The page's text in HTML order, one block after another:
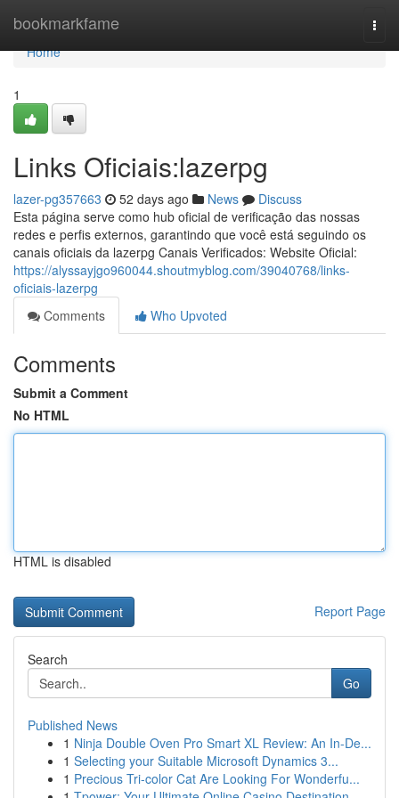
bookmarkfame
Home
Home
1
Links Oficiais:lazerpg
lazer-pg357663 52 days ago News
Discuss
Esta página serve como hub oficial de verificação das nossas
redes e perfis externos, garantindo que você está seguindo os
canais oficiais da lazerpg Canais Verificados: Website Oficial:
https://alyssayjgo960044.shoutmyblog.com/39040768/links-
oficiais-lazerpg
Comments
Who Upvoted
Comments
Submit a Comment
No HTML
HTML is disabled
Report Page
Search
Go
Published News
1 Ninja Double Oven Pro Smart XL Review: An In-De...
1 Selecting your Suitable Microsoft Dynamics 3...
1 Precious Tri-color Cat Are Looking For Wonderfu...